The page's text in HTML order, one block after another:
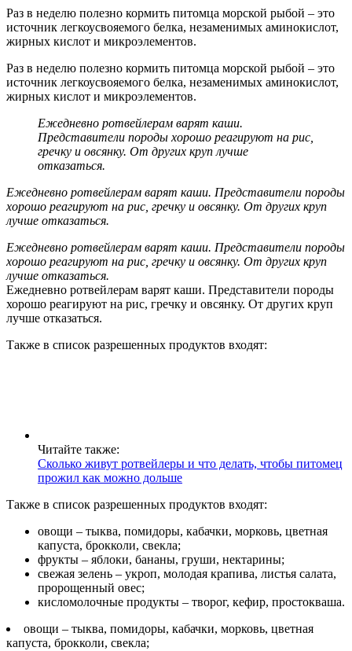
Раз в неделю полезно кормить питомца морской рыбой – это
источник легкоусвояемого белка, незаменимых аминокислот,
жирных кислот и микроэлементов.
Раз в неделю полезно кормить питомца морской рыбой – это
источник легкоусвояемого белка, незаменимых аминокислот,
жирных кислот и микроэлементов.
Ежедневно ротвейлерам варят каши.
Представители породы хорошо реагируют на рис,
гречку и овсянку. От других круп лучше
отказаться.
Ежедневно ротвейлерам варят каши. Представители породы
хорошо реагируют на рис, гречку и овсянку. От других круп
лучше отказаться.
Ежедневно ротвейлерам варят каши. Представители породы
хорошо реагируют на рис, гречку и овсянку. От других круп
лучше отказаться.
Ежедневно ротвейлерам варят каши. Представители породы
хорошо реагируют на рис, гречку и овсянку. От других круп
лучше отказаться.
Также в список разрешенных продуктов входят:
Читайте также:
Сколько живут ротвейлеры и что делать, чтобы питомец
прожил как можно дольше
Также в список разрешенных продуктов входят:
овощи – тыква, помидоры, кабачки, морковь, цветная
капуста, брокколи, свекла;
фрукты – яблоки, бананы, груши, нектарины;
свежая зелень – укроп, молодая крапива, листья салата,
пророщенный овес;
кисломолочные продукты – творог, кефир, простокваша.
овощи – тыква, помидоры, кабачки, морковь, цветная
капуста, брокколи, свекла;